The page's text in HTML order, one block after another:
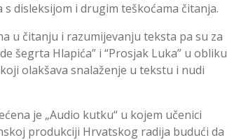
disleksijom i drugim teškoćama čitanja.
u čitanju i razumijevanju teksta pa su za
šegrta Hlapića” i “Prosjak Luka” u obliku
olakšava snalaženje u tekstu i nudi
je „Audio kutku“ u kojem učenici
produkciji Hrvatskog radija budući da